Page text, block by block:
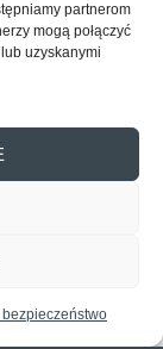
partnerom
mogą połączyć
uzyskanymi
szyny
pomocą
na
idealnie